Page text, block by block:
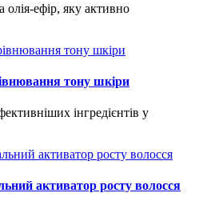
олія-ефір, яку активно
тону шкіри
інгредієнтів у
активатор росту волосся